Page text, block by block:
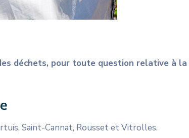
déchets, pour toute question relative à
Saint-Cannat, Rousset et Vitrolles.